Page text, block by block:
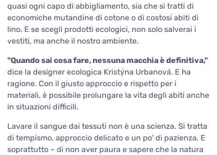
quasi ogni capo di abbigliamento, sia che si tratti di
economiche mutandine di cotone o di costosi abiti di
lino. E se scegli prodotti ecologici, non solo salverai i
vestiti, ma anche il nostro ambiente.
"Quando sai cosa fare, nessuna macchia è definitiva,"
dice la designer ecologica Kristýna Urbanová. E ha
ragione. Con il giusto approccio e rispetto per i
materiali, è possibile prolungare la vita degli abiti anche
in situazioni difficili.
Lavare il sangue dai tessuti non è una scienza. Si tratta
di tempismo, approccio delicato e un po' di pazienza. E
soprattutto – di non aver paura e sapere che la natura